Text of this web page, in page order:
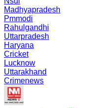
Madhyapradesh
Pmmodi
Rahulgandhi
Uttarpradesh
Haryana
Cricket
Lucknow
Uttarakhand
Crimenews